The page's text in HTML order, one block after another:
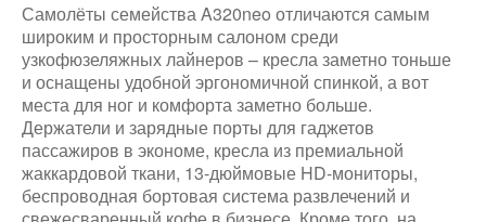
Самолёты семейства A320neo отличаются самым
широким и просторным салоном среди
узкофюзеляжных лайнеров – кресла заметно тоньше
и оснащены удобной эргономичной спинкой, а вот
места для ног и комфорта заметно больше.
Держатели и зарядные порты для гаджетов
пассажиров в экономе, кресла из премиальной
жаккардовой ткани, 13-дюймовые HD-мониторы,
беспроводная бортовая система развлечений и